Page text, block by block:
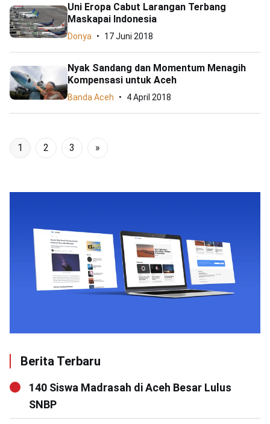
Uni Eropa Cabut Larangan Terbang
Maskapai Indonesia
Donya 17 Juni 2018
Nyak Sandang dan Momentum Menagih
Kompensasi untuk Aceh
Banda Aceh 4 April 2018
1 2 3 »
Berita Terbaru
140 Siswa Madrasah di Aceh Besar Lulus
SNBP